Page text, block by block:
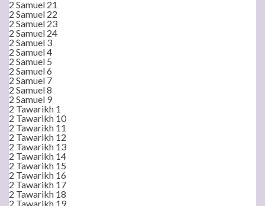
2 Samuel 21
2 Samuel 22
2 Samuel 23
2 Samuel 24
2 Samuel 3
2 Samuel 4
2 Samuel 5
2 Samuel 6
2 Samuel 7
2 Samuel 8
2 Samuel 9
2 Tawarikh 1
2 Tawarikh 10
2 Tawarikh 11
2 Tawarikh 12
2 Tawarikh 13
2 Tawarikh 14
2 Tawarikh 15
2 Tawarikh 16
2 Tawarikh 17
2 Tawarikh 18
2 Tawarikh 19